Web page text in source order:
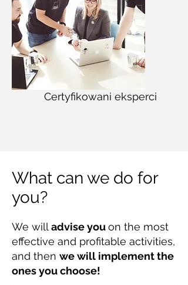
Certyfikowani eksperci
What can we do for
you?
We will advise youon the most
effective and profitable activities,
and then we will implement the
ones you choose!